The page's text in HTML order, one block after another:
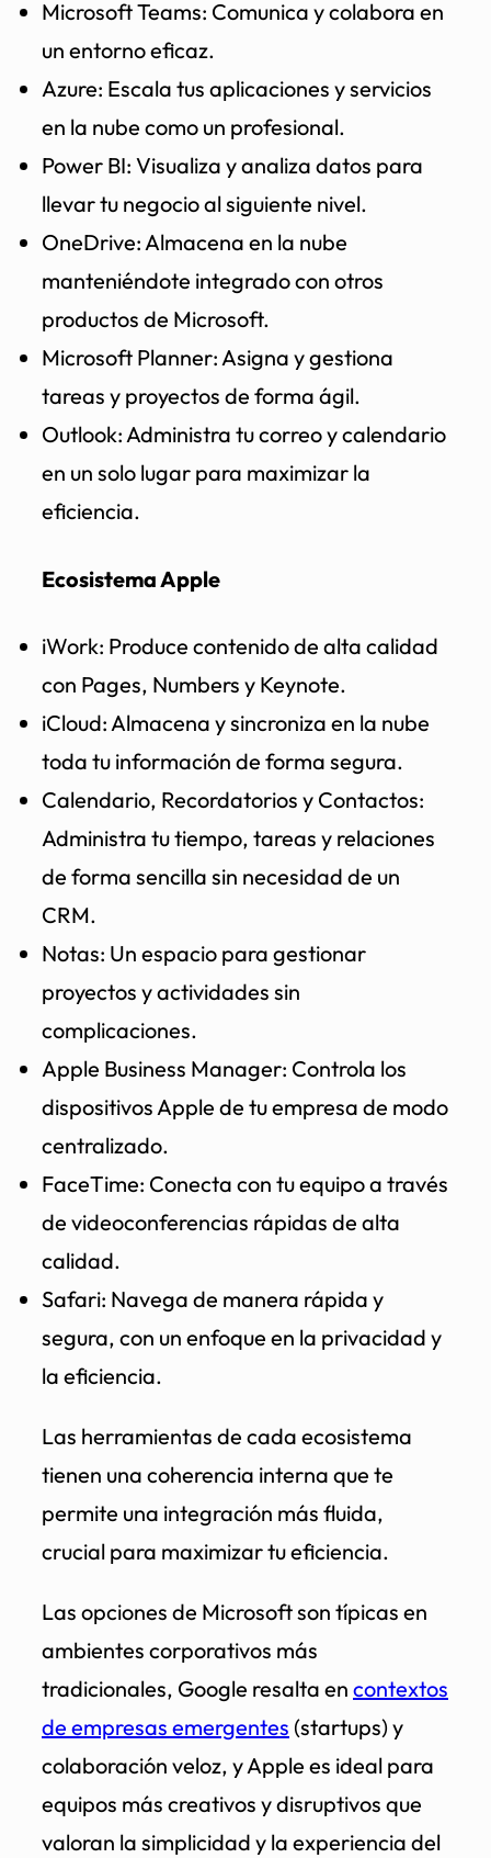
Microsoft Teams: Comunica y colabora en
un entorno eficaz.
Azure: Escala tus aplicaciones y servicios
en la nube como un profesional.
Power BI: Visualiza y analiza datos para
llevar tu negocio al siguiente nivel.
OneDrive: Almacena en la nube
manteniéndote integrado con otros
productos de Microsoft.
Microsoft Planner: Asigna y gestiona
tareas y proyectos de forma ágil.
Outlook: Administra tu correo y calendario
en un solo lugar para maximizar la
eficiencia.
Ecosistema Apple
iWork: Produce contenido de alta calidad
con Pages, Numbers y Keynote.
iCloud: Almacena y sincroniza en la nube
toda tu información de forma segura.
Calendario, Recordatorios y Contactos:
Administra tu tiempo, tareas y relaciones
de forma sencilla sin necesidad de un
CRM.
Notas: Un espacio para gestionar
proyectos y actividades sin
complicaciones.
Apple Business Manager: Controla los
dispositivos Apple de tu empresa de modo
centralizado.
FaceTime: Conecta con tu equipo a través
de videoconferencias rápidas de alta
calidad.
Safari: Navega de manera rápida y
segura, con un enfoque en la privacidad y
la eficiencia.
Las herramientas de cada ecosistema
tienen una coherencia interna que te
permite una integración más fluida,
crucial para maximizar tu eficiencia.
Las opciones de Microsoft son típicas en
ambientes corporativos más
tradicionales, Google resalta en contextos
de empresas emergentes (startups) y
colaboración veloz, y Apple es ideal para
equipos más creativos y disruptivos que
valoran la simplicidad y la experiencia del